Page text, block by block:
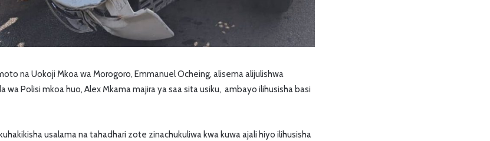
na Uokoji Mkoa wa Morogoro, Emmanuel Ocheing, alisema alijulishwa
wa Polisi mkoa huo, Alex Mkama majira ya saa sita usiku, ambayo ilihusisha basi
usalama na tahadhari zote zinachukuliwa kwa kuwa ajali hiyo ilihusisha